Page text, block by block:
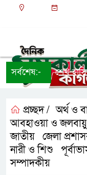
সর্বশেষ:-শেখ হাসিনার
প্রচ্ছদ / অর্থ ও
আবহাওয়া ও জলবায়ু
জাতীয় জেলা
নারী ও শিশু
সম্পাদকীয়